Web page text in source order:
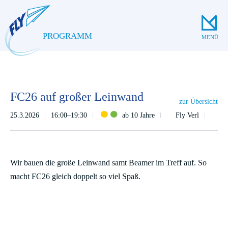
PROGRAMM MENÜ
FC26 auf großer Leinwand
zur Übersicht
25.3.2026
16:00–19:30 ab 10 Jahre Fly Verl
Wir bauen die große Leinwand samt Beamer im Treff auf. So
macht FC26 gleich doppelt so viel Spaß.